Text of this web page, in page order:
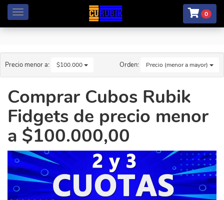
Menú 0
Precio menor a: $100.000 Orden: Precio (menor a mayor)
Comprar Cubos Rubik
Fidgets de precio menor
a $100.000,00